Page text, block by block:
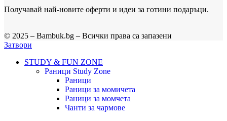
Получавай най-новите оферти и идеи за готини подаръци.
© 2025 – Bambuk.bg – Всички права са запазени
Затвори
STUDY & FUN ZONE
Раници Study Zone
Раници
Раници за момичета
Раници за момчета
Чанти за чармове